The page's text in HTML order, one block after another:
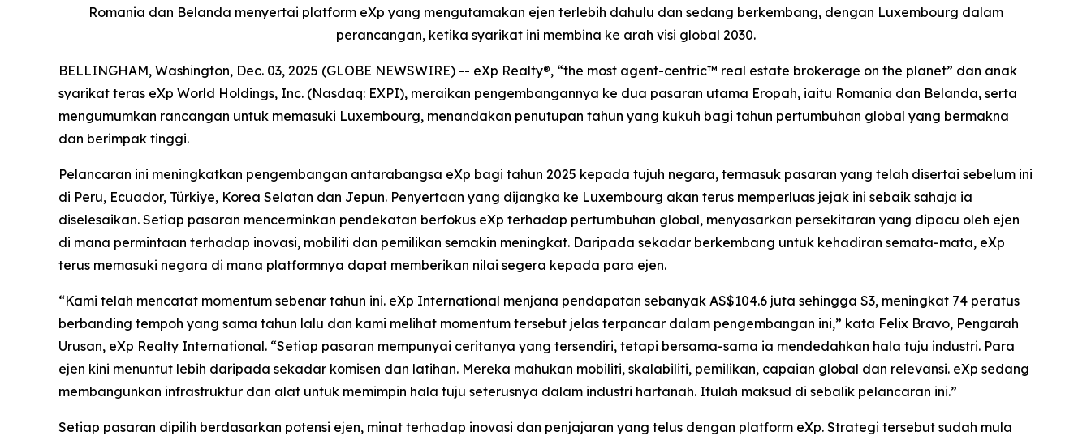
Romania dan Belanda menyertai platform eXp yang mengutamakan ejen terlebih dahulu dan sedang berkembang, dengan Luxembourg dalam
perancangan, ketika syarikat ini membina ke arah visi global 2030.
BELLINGHAM, Washington, Dec. 03, 2025 (GLOBE NEWSWIRE) -- eXp Realty®, “the most agent-centric™ real estate brokerage on the planet” dan anak
syarikat teras eXp World Holdings, Inc. (Nasdaq: EXPI), meraikan pengembangannya ke dua pasaran utama Eropah, iaitu Romania dan Belanda, serta
mengumumkan rancangan untuk memasuki Luxembourg, menandakan penutupan tahun yang kukuh bagi tahun pertumbuhan global yang bermakna
dan berimpak tinggi.
Pelancaran ini meningkatkan pengembangan antarabangsa eXp bagi tahun 2025 kepada tujuh negara, termasuk pasaran yang telah disertai sebelum ini
di Peru, Ecuador, Türkiye, Korea Selatan dan Jepun. Penyertaan yang dijangka ke Luxembourg akan terus memperluas jejak ini sebaik sahaja ia
diselesaikan. Setiap pasaran mencerminkan pendekatan berfokus eXp terhadap pertumbuhan global, menyasarkan persekitaran yang dipacu oleh ejen
di mana permintaan terhadap inovasi, mobiliti dan pemilikan semakin meningkat. Daripada sekadar berkembang untuk kehadiran semata-mata, eXp
terus memasuki negara di mana platformnya dapat memberikan nilai segera kepada para ejen.
“Kami telah mencatat momentum sebenar tahun ini. eXp International menjana pendapatan sebanyak AS$104.6 juta sehingga S3, meningkat 74 peratus
berbanding tempoh yang sama tahun lalu dan kami melihat momentum tersebut jelas terpancar dalam pengembangan ini,” kata Felix Bravo, Pengarah
Urusan, eXp Realty International. “Setiap pasaran mempunyai ceritanya yang tersendiri, tetapi bersama-sama ia mendedahkan hala tuju industri. Para
ejen kini menuntut lebih daripada sekadar komisen dan latihan. Mereka mahukan mobiliti, skalabiliti, pemilikan, capaian global dan relevansi. eXp sedang
membangunkan infrastruktur dan alat untuk memimpin hala tuju seterusnya dalam industri hartanah. Itulah maksud di sebalik pelancaran ini.”
Setiap pasaran dipilih berdasarkan potensi ejen, minat terhadap inovasi dan penjajaran yang telus dengan platform eXp. Strategi tersebut sudah mula